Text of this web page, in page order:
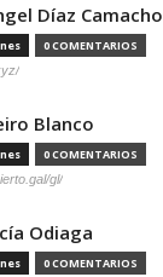
Díaz Camacho
0 COMENTARIOS
Blanco
0 COMENTARIOS
gl/
Odiaga
0 COMENTARIOS